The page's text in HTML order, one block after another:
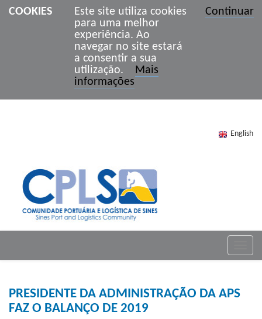
COOKIES
Este site utiliza cookies
para uma melhor
experiência. Ao
navegar no site estará
a consentir a sua
utilização. Mais
informações
Continuar
English
PRESIDENTE DA ADMINISTRAÇÃO DA APS
FAZ O BALANÇO DE 2019